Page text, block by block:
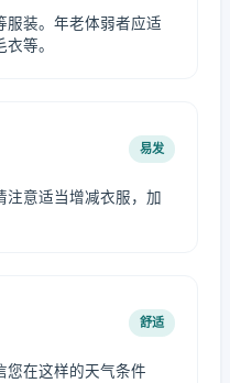
服装。年老体弱者应适
等。
易发
注意适当增减衣服，加
舒适
您在这样的天气条件